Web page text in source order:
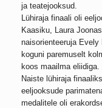
ja teatejooksud.
Lühiraja finaali oli
Kaasiku, Laura
naisorienteeruja
koguni paremuselt
koos maailma eliidiga.
Naiste lühiraja
eeljooksude
medalitele oli